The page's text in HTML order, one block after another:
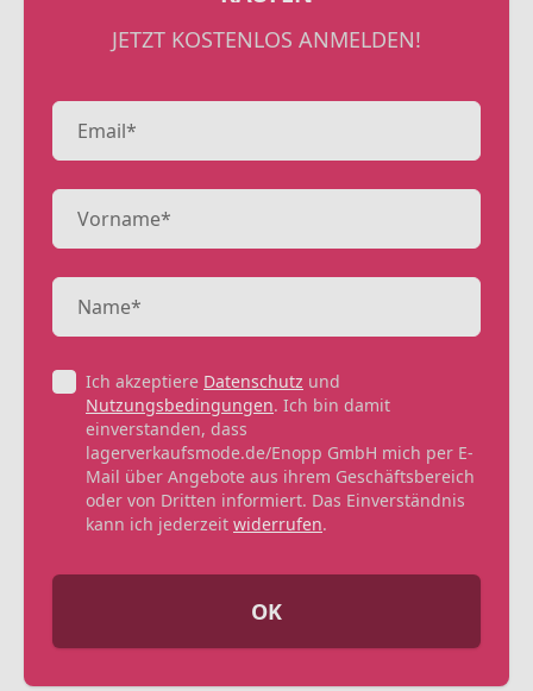
JETZT KOSTENLOS ANMELDEN!
Ich akzeptiere Datenschutz und
Nutzungsbedingungen. Ich bin damit
einverstanden, dass
lagerverkaufsmode.de/Enopp GmbH mich per E-
Mail über Angebote aus ihrem Geschäftsbereich
oder von Dritten informiert. Das Einverständnis
kann ich jederzeit widerrufen.
OK